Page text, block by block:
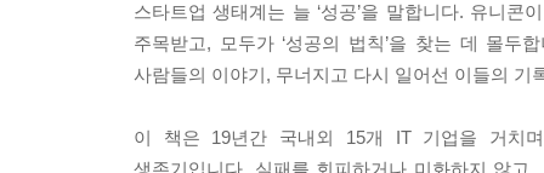
--- p.96
고객 여정 지도를 작성하고 업데이트하는 데는 많
을 설정할 수도 있다. 따라서 상위 기획 시에만 작
스타트업 생태계는 늘 ‘성공’을 말합니다. 유니
주목받고, 모두가 ‘성공의 법칙’을 찾는 데 몰두
사람들의 이야기, 무너지고 다시 일어선 이들의 기
이 책은 19년간 국내외 15개 IT 기업을 거치
생존기입니다. 실패를 회피하거나 미화하지 않